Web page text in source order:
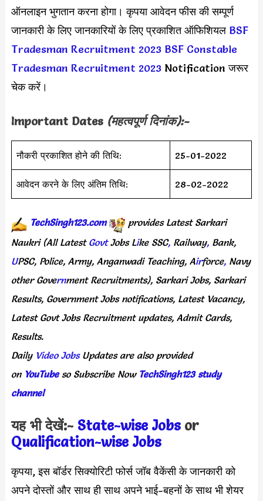
ऑनलाइन भुगतान करना होगा। कृपया आवेदन फीस की सम्पूर्ण
जानकारी के लिए जानकारियों के लिए प्रकाशित ऑफिशियल BSF
Tradesman Recruitment 2023 BSF Constable
Tradesman Recruitment 2023Notification जरूर
चेक करें।
Important Dates (महत्वपूर्ण दिनांक):-
नौकरी प्रकाशित होने की तिथि: 25-01-2022
आवेदन करने के लिए अंतिम तिथि: 28-02-2022
TechSingh123.com provides Latest Sarkari
Naukri (All Latest Govt Jobs Like SSC, Railway, Bank,
UPSC, Police, Army, Anganwadi Teaching, Airforce, Navy
other Government Recruitments), Sarkari Jobs, Sarkari
Results, Government Jobs notifications, Latest Vacancy,
Latest Govt Jobs Recruitment updates, Admit Cards,
Results.
Daily Video JobsUpdates are also provided
on YouTubeso Subscribe Now TechSingh123 study
channel
यह भी देखें:- State-wise Jobs or
Qualification-wise Jobs
कृपया, इस बॉर्डर सिक्योरिटी फोर्स जॉब वैकेंसी के जानकारी को
अपने दोस्तों और साथ ही साथ अपने भाई-बहनों के साथ भी शेयर